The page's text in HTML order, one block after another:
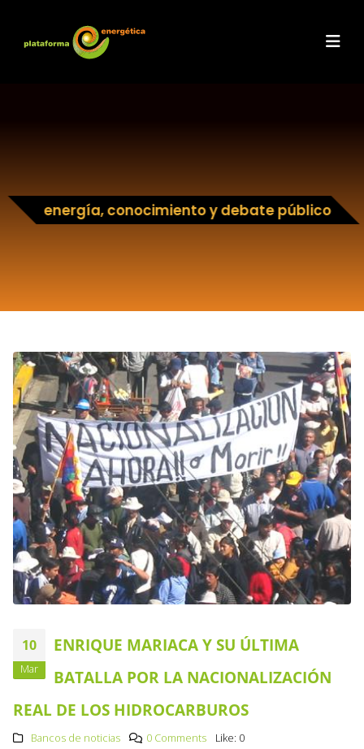
energía, conocimiento y debate público
10
Mar
ENRIQUE MARIACA Y SU ÚLTIMA
BATALLA POR LA NACIONALIZACIÓN
REAL DE LOS HIDROCARBUROS
Bancos de noticias 0 Comments Like: 0